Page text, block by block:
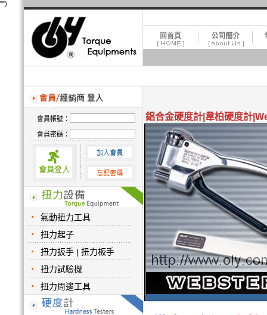
"")
會員帳號：
會員密碼：
氣動扭力工具
扭力起子
扭力扳手 | 扭力板手
扭力試驗機
扭力周邊工具
鋁合金硬度計|韋柏硬度計